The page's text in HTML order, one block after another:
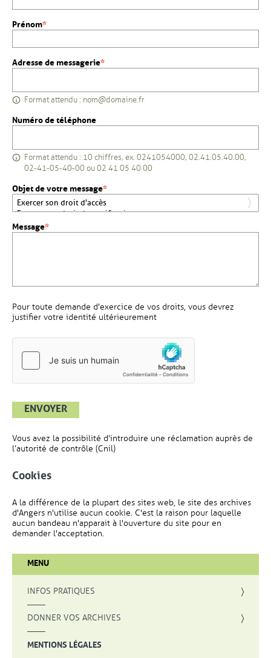
Prénom*, champ obligatoire
Adresse de messagerie*, champ obligatoire
Format attendu : nom@domaine.fr
Numéro de téléphone
Format attendu : 10 chiffres, ex. 0241054000, 02.41.05.40.00,
02-41-05-40-00 ou 02 41 05 40 00Saisie de numéro de téléphone.
Objet de votre message*, champ obligatoire
Message*, champ obligatoire
Pour toute demande d'exercice de vos droits, vous devrez
justifier votre identité ultérieurement
ENVOYER
Vous avez la possibilité d’introduire une réclamation auprès de
l’autorité de contrôle (Cnil)
Cookies
A la différence de la plupart des sites web, le site des archives
d'Angers n'utilise aucun cookie. C'est la raison pour laquelle
aucun bandeau n'apparait à l'ouverture du site pour en
demander l'acceptation.
MENU
INFOS PRATIQUES
DONNER VOS ARCHIVES
MENTIONS LÉGALES